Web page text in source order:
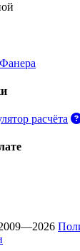
Фанера
расчёта
2026